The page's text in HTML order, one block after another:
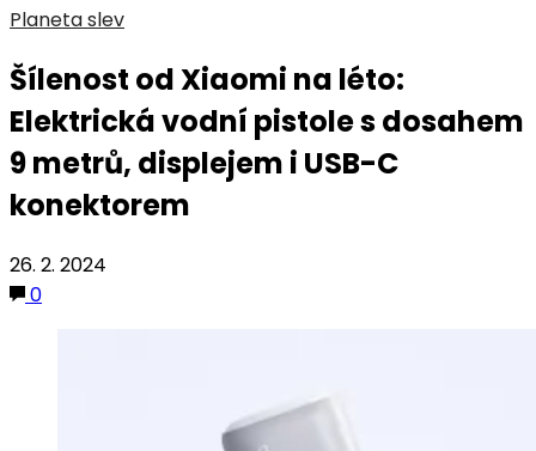
Planeta slev
Šílenost od Xiaomi na léto:
Elektrická vodní pistole s dosahem
9 metrů, displejem i USB-C
konektorem
26. 2. 2024
0